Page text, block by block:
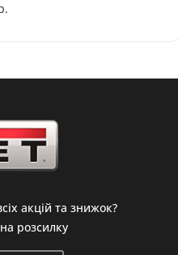
акцій та знижок?
розсилку